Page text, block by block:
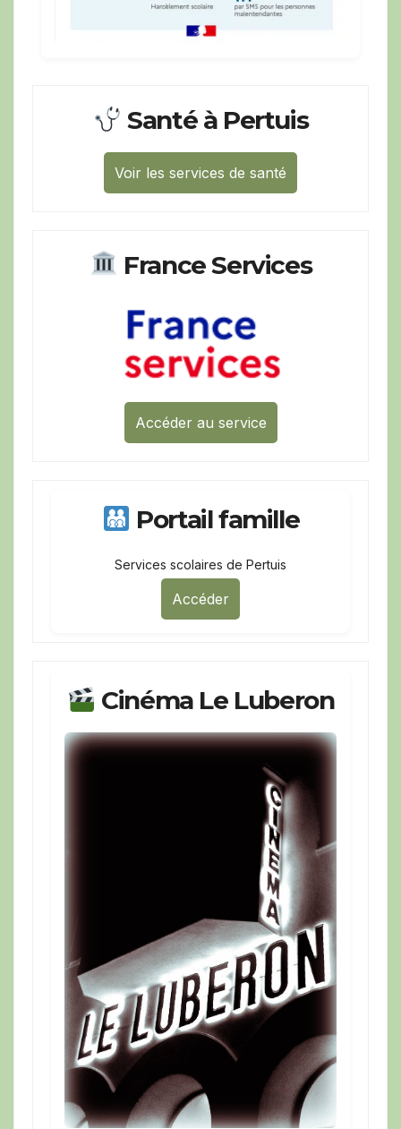
Santé à Pertuis
Voir les services de santé
France Services
Accéder au service
Portail famille
Services scolaires de Pertuis
Accéder
Cinéma Le Luberon